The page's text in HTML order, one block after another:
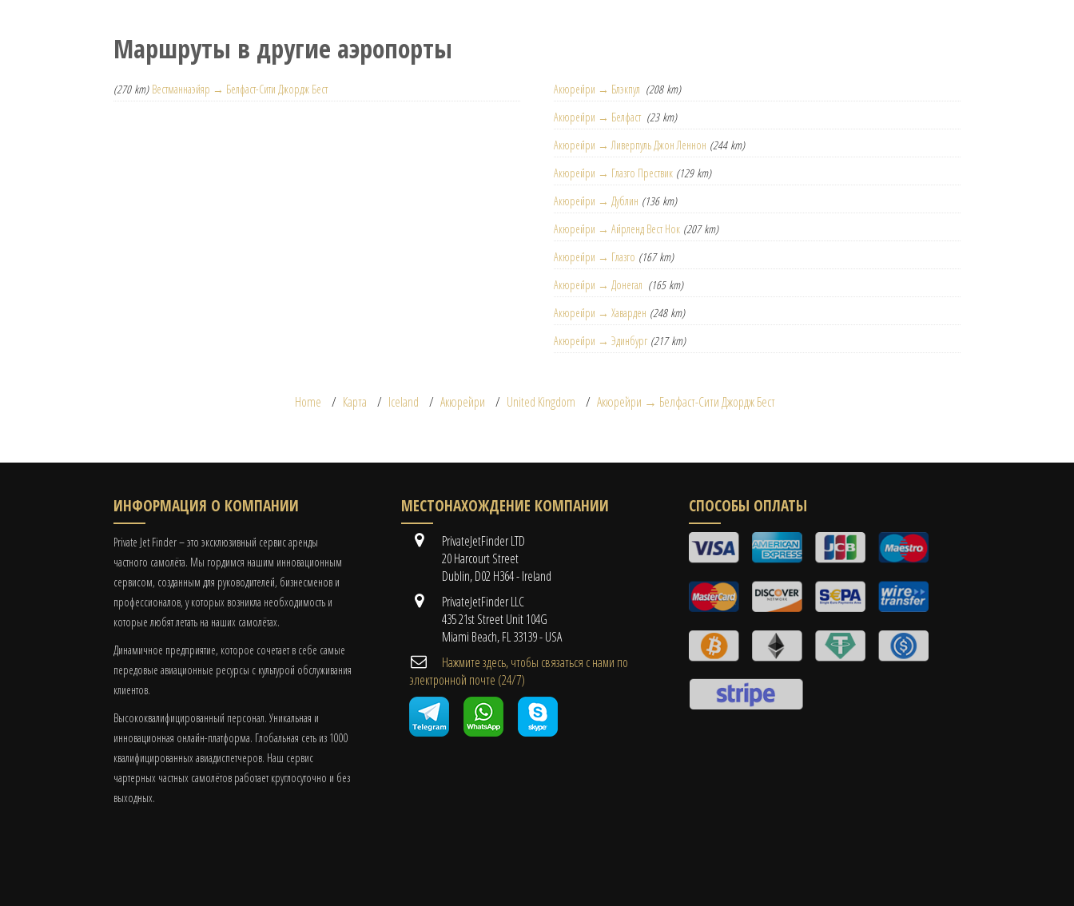
Маршруты в другие аэропорты
(270 km) Вестманнаэйяр → Белфаст-Сити Джордж Бест Акюрейри → Блэкпул (208 km)
Акюрейри → Белфаст (23 km)
Акюрейри → Ливерпуль Джон Леннон (244 km)
Акюрейри → Глазго Прествик (129 km)
Акюрейри → Дублин (136 km)
Акюрейри → Айрленд Вест Нок (207 km)
Акюрейри → Глазго (167 km)
Акюрейри → Донегал (165 km)
Акюрейри → Хаварден (248 km)
Акюрейри → Эдинбург (217 km)
Home Карта Iceland Акюрейри United Kingdom Акюрейри → Белфаст-Сити Джордж Бест
ИНФОРМАЦИЯ О КОМПАНИИ
Private Jet Finder – это эксклюзивный сервис аренды
частного самолёта. Мы гордимся нашим инновационным
сервисом, созданным для руководителей, бизнесменов и
профессионалов, у которых возникла необходимость и
которые любят летать на наших самолётах.
Динамичное предприятие, которое сочетает в себе самые
передовые авиационные ресурсы с культурой обслуживания
клиентов.
Высококвалифицированный персонал. Уникальная и
инновационная онлайн-платформа. Глобальная сеть из 1000
квалифицированных авиадиспетчеров. Наш сервис
чартерных частных самолётов работает круглосуточно и без
выходных.
МЕСТОНАХОЖДЕНИЕ КОМПАНИИ
PrivateJetFinder LTD
20 Harcourt Street
Dublin, D02 H364 - Ireland
PrivateJetFinder LLC
435 21st Street Unit 104G
Miami Beach, FL 33139 - USA
Нажмите здесь, чтобы связаться с нами по
электронной почте (24/7)
СПОСОБЫ ОПЛАТЫ